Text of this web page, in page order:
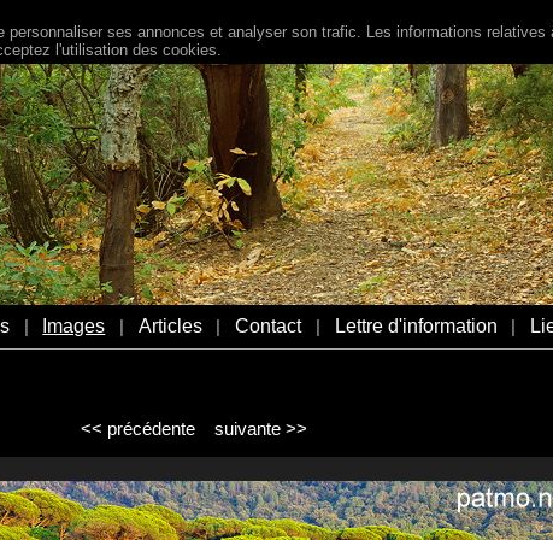
Images Articles Contact Lettre d'information
<< précédente suivante >>
ses annonces et analyser son trafic. Les informations
l'utilisation des cookies.